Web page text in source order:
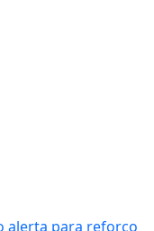
alerta para reforço